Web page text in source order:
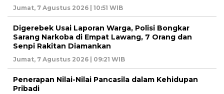
Jumat, 7 Agustus 2026 | 10:51 WIB
Digerebek Usai Laporan Warga, Polisi Bongkar
Sarang Narkoba di Empat Lawang, 7 Orang dan
Senpi Rakitan Diamankan
Jumat, 7 Agustus 2026 | 09:21 WIB
Penerapan Nilai-Nilai Pancasila dalam Kehidupan
Pribadi